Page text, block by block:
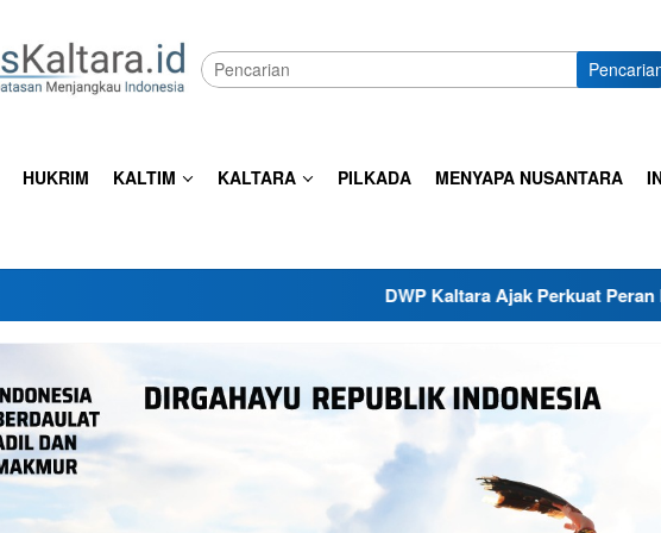
HUKRIM KALTIM KALTARA PILKADA MENYAPA NUSANTARA
DWP Kaltara Ajak Perkuat Peran Keluarga